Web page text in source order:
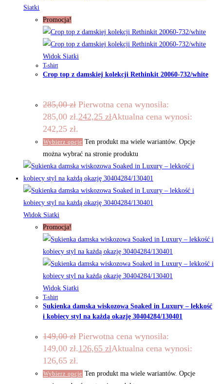
Siatki
Promocja!
Widok Siatki
T-shirt
Crop top z damskiej kolekcji Rethinkit 20060-732/white
285,00zł Pierwotna cena wynosiła:
285,00 zł.242,25 złAktualna cena wynosi:
242,25 zł.
Wybierz opcje Ten produkt ma wiele wariantów. Opcje
można wybrać na stronie produktu
Widok Siatki
Promocja!
Widok Siatki
T-shirt
Sukienka damska wiskozowa Soaked in Luxury – lekkość
i kobiecy styl na każdą okazję 30404284/130401
149,00zł Pierwotna cena wynosiła:
149,00 zł. 126,65 złAktualna cena wynosi:
126,65 zł.
Wybierz opcje Ten produkt ma wiele wariantów. Opcje